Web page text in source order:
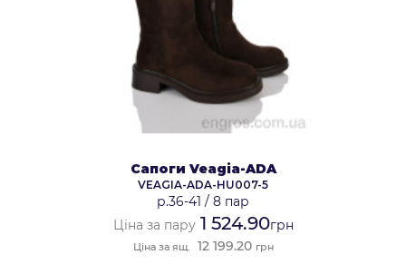
Сапоги Veagia-ADA
VEAGIA-ADA-HU007-5
р.36-41 / 8 пар
Ціна за пару1 524.90грн
Ціна за ящ. 12 199.20 грн